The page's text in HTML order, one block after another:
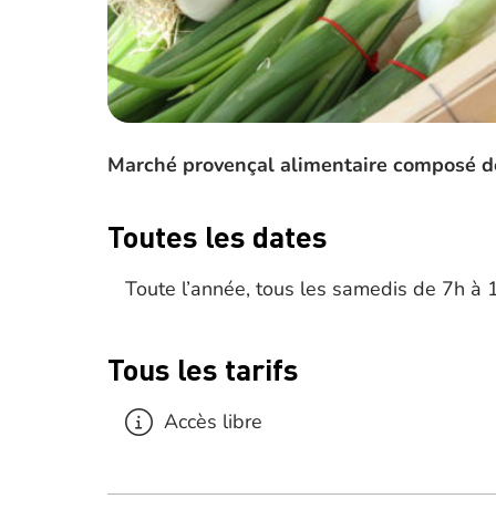
Marché provençal alimentaire composé
Toutes les dates
Toute l’année, tous les samedis de 7h à
Tous les tarifs
Accès libre